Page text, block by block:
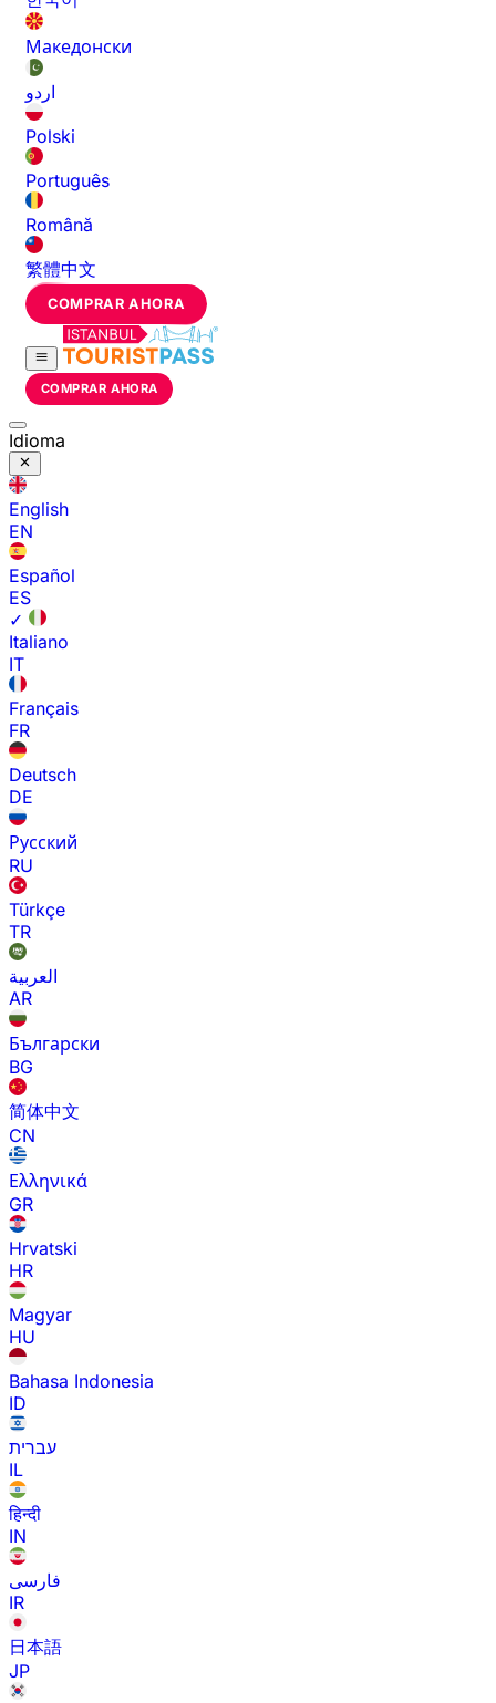
Македонски
اردو
Polski
Português
Română
繁體中文
COMPRAR AHORA
COMPRAR AHORA
Idioma
English
EN
Español
ES
✓
Italiano
IT
Français
FR
Deutsch
DE
Русский
RU
Türkçe
TR
العربية
AR
Български
BG
简体中文
CN
Ελληνικά
GR
Hrvatski
HR
Magyar
HU
Bahasa Indonesia
ID
עברית
IL
हिन्दी
IN
فارسی
IR
日本語
JP